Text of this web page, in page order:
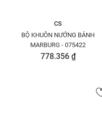
CS
BỘ KHUÔN NƯỚNG BÁNH
MARBURG - 075422
778.356 ₫